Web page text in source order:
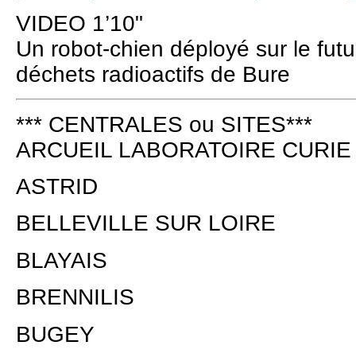
VIDEO 1’10"
Un robot-chien déployé sur le
déchets radioactifs de Bure
*** CENTRALES ou SITES***
ARCUEIL LABORATOIRE CURIE
ASTRID
BELLEVILLE SUR LOIRE
BLAYAIS
BRENNILIS
BUGEY